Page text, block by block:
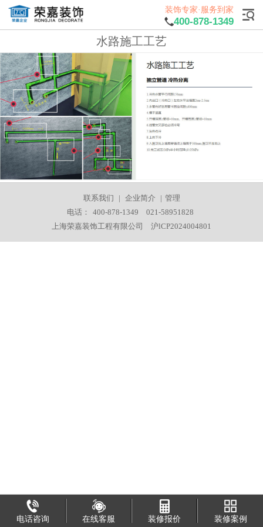
装饰专家·服务到家
400-878-1349
水路施工工艺
联系我们 | 企业简介 | 管理
电话：
400-878-1349
021-58951828
上海荣嘉装饰工程有限公司
沪lCP2024004801
电话咨询 在线客服 装修报价 装修案例